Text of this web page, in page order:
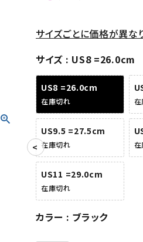
サイズごとに価格が異な
サイズ
US8 =26.0cm
US8 =26.0cm
在庫切れ
US9.5 =27.5cm
在庫切れ
US11 =29.0cm
在庫切れ
カラー ブラック